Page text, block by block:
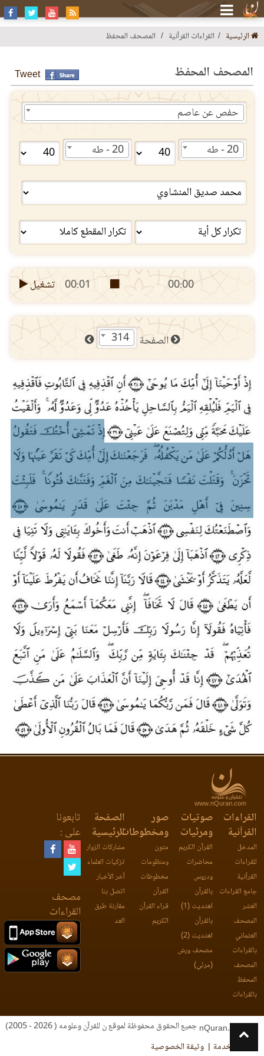
الرئيسية القراءات القرآنية المصحف المحفظ
المصحف المحفظ Tweet
حفص عن عاصم
20 - طه 20 - طه
00:00
00:01 تشغيل
الصفحة 314
www.nQuran.com
القراءات
القرآنية
المدخل
للقراءات
القرآنية
جامع القراءات
العشر
المصحف
العثماني
بالقراءات
المصحف
المحفظ
بالقراءات
صوتيات
ومرئيات
القرآن الكريم
محاضرات
ودروس
بالقرآن
اهتديت (1)
بالقرآن
اهتديت (2)
مصحف ورش
(مرئي)
صور
ومخطوطات
متون
ومنظومات
مخطوطات
القرآن
قراء القرآن
الكريم
الصفحة
الرئيسية
مشاركات الزوار
تزكيات العلماء
آخر الأخبار
اتصل بنا
مقارنة طرق
العد
تابعونا
على :
مصحف
القراءات
جميع الحقوق محفوظة لموقع ن للقرآن وعلومه ( 2026 - 2005)
nQuran.com
اتفاقية الخدمة
وثيقة الخصوصية